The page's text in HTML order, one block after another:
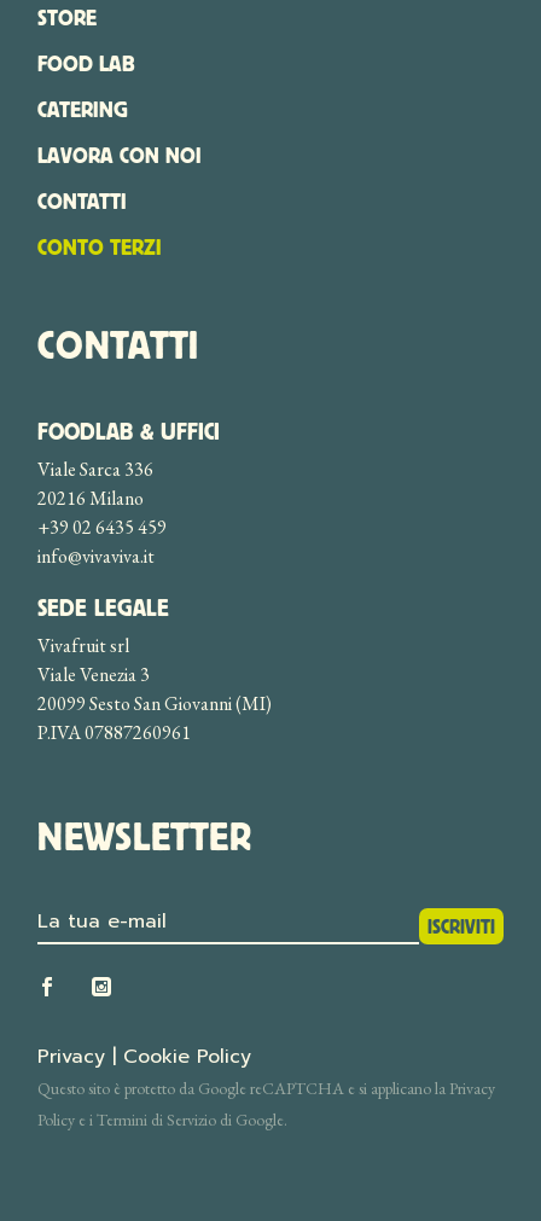
STORE
FOOD LAB
CATERING
LAVORA CON NOI
CONTATTI
CONTO TERZI
CONTATTI
FOODLAB & UFFICI
Viale Sarca 336
20216 Milano
+39 02 6435 459
info@vivaviva.it
SEDE LEGALE
Vivafruit srl
Viale Venezia 3
20099 Sesto San Giovanni (MI)
P.IVA 07887260961
NEWSLETTER
ISCRIVITI
ISCRIVITI
Privacy | Cookie Policy
Questo sito è protetto da Google reCAPTCHA e si applicano la Privacy
Policy e i Termini di Servizio di Google.